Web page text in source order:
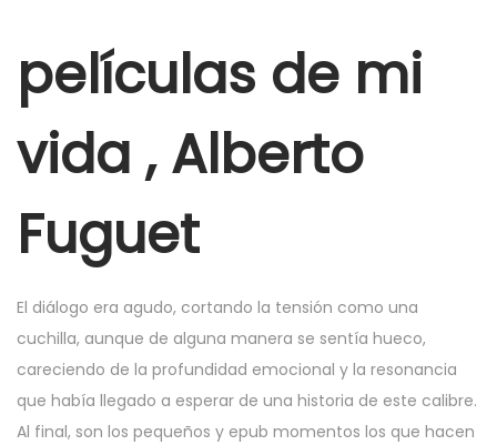
e
b
e
películas de mi
vida , Alberto
Fuguet
El diálogo era agudo, cortando la tensión como una
cuchilla, aunque de alguna manera se sentía hueco,
careciendo de la profundidad emocional y la resonancia
que había llegado a esperar de una historia de este calibre.
Al final, son los pequeños y epub momentos los que hacen